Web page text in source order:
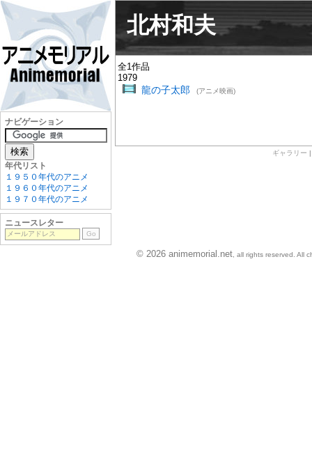
北村和夫
全1作品
1979
龍の子太郎 (アニメ映画)
ギャラリー
ナビゲーション
年代リスト
１９５０年代のアニメ
１９６０年代のアニメ
１９７０年代のアニメ
ニュースレター
© 2026 animemorial.net , all rights reserved. All